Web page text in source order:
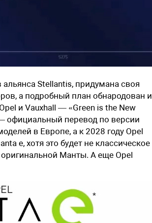
Stellantis, придумана своя
а подробный план обнародован и
Opel и Vauxhall — «Green is the New
официальный перевод по версии
в Европе, а к 2028 году Opel
e, хотя это будет не классическое
Манты. А еще Opel